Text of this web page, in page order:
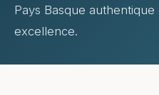
Pays Basque
excellence.